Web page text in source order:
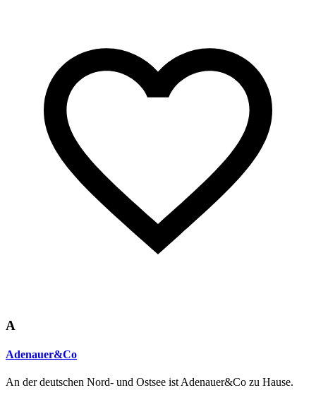
A
Adenauer&Co
An der deutschen Nord- und Ostsee ist Adenauer&Co zu Hause.